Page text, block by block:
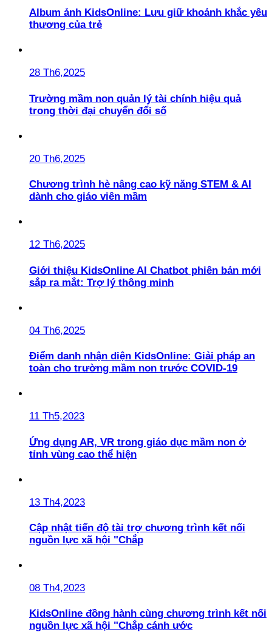
Album ảnh KidsOnline: Lưu giữ khoảnh khắc yêu
thương của trẻ
28 Th6,2025
Trường mầm non quản lý tài chính hiệu quả
trong thời đại chuyển đổi số
20 Th6,2025
Chương trình hè nâng cao kỹ năng STEM & AI
dành cho giáo viên mầm
12 Th6,2025
Giới thiệu KidsOnline AI Chatbot phiên bản mới
sắp ra mắt: Trợ lý thông minh
04 Th6,2025
Điểm danh nhận diện KidsOnline: Giải pháp an
toàn cho trường mầm non trước COVID-19
11 Th5,2023
Ứng dụng AR, VR trong giáo dục mầm non ở
tỉnh vùng cao thể hiện
13 Th4,2023
Cập nhật tiến độ tài trợ chương trình kết nối
nguồn lực xã hội "Chắp
08 Th4,2023
KidsOnline đồng hành cùng chương trình kết nối
nguồn lực xã hội "Chắp cánh ước